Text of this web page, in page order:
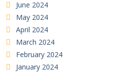
June 2024
May 2024
April 2024
March 2024
February 2024
January 2024